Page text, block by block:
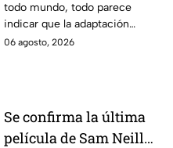
es lo que se sabe al
momento
todo mundo, todo parece
indicar que la adaptación
podría ser cancelada:
06 agosto, 2026
Se confirma la última
película de Sam Neill